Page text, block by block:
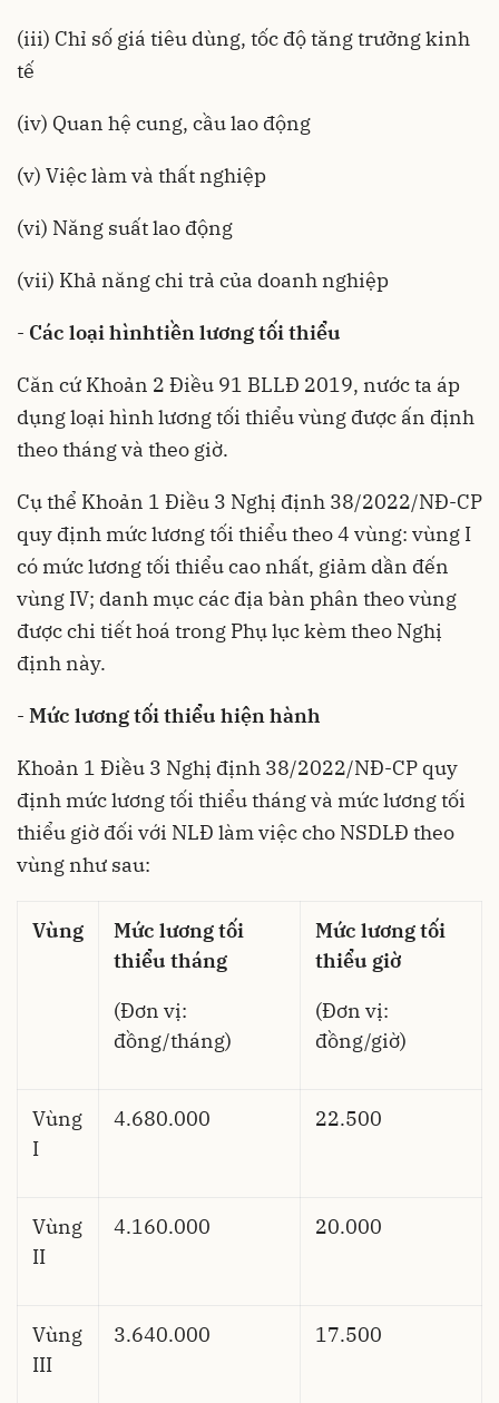
(iii) Chỉ số giá tiêu dùng, tốc độ tăng trưởng kinh
tế
(iv) Quan hệ cung, cầu lao động
(v) Việc làm và thất nghiệp
(vi) Năng suất lao động
(vii) Khả năng chi trả của doanh nghiệp
- Các loại hìnhtiền lương tối thiểu
Căn cứ Khoản 2 Điều 91 BLLĐ 2019, nước ta áp
dụng loại hình lương tối thiểu vùng được ấn định
theo tháng và theo giờ.
Cụ thể Khoản 1 Điều 3 Nghị định 38/2022/NĐ-CP
quy định mức lương tối thiểu theo 4 vùng: vùng I
có mức lương tối thiểu cao nhất, giảm dần đến
vùng IV; danh mục các địa bàn phân theo vùng
được chi tiết hoá trong Phụ lục kèm theo Nghị
định này.
- Mức lương tối thiểu hiện hành
Khoản 1 Điều 3 Nghị định 38/2022/NĐ-CP quy
định mức lương tối thiểu tháng và mức lương tối
thiểu giờ đối với NLĐ làm việc cho NSDLĐ theo
vùng như sau:
Vùng
Mức lương tối
thiểu tháng
(Đơn vị:
đồng/tháng)
Mức lương tối
thiểu giờ
(Đơn vị:
đồng/giờ)
Vùng
I
4.680.000 22.500
Vùng
II
4.160.000 20.000
Vùng
III
3.640.000 17.500